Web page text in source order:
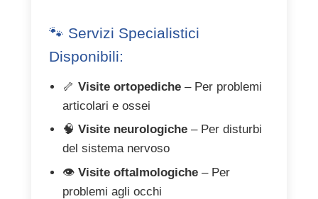
🐾 Servizi Specialistici
Disponibili:
🦴Visite ortopediche – Per problemi
articolari e ossei
🧠Visite neurologiche – Per disturbi
del sistema nervoso
👁️Visite oftalmologiche – Per
problemi agli occhi